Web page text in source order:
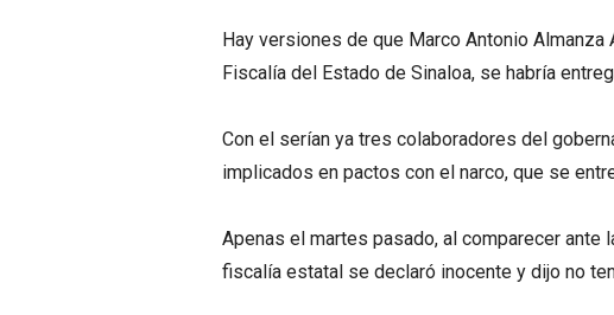
Hay versiones de que Marco Antonio
Fiscalía del Estado de Sinaloa, se habría
Con el serían ya tres colaboradores del
implicados en pactos con el narco, que se
Apenas el martes pasado, al comparecer ante
fiscalía estatal se declaró inocente y dijo no